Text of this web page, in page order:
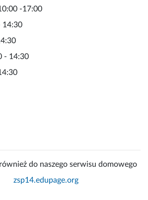
-17:00
14:30
- 14:30
do naszego serwisu domowego
zsp14.edupage.org